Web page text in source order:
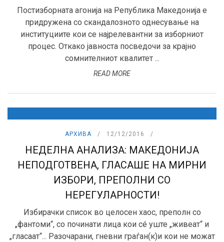
Постизборната агонија на Република Македонија е
придружена со скандалозното однесување на
институциите кои се најрелевантни за изборниот
процес. Откако јавноста посведочи за крајно
сомнителниот квалитет ...
READ MORE
АРХИВА 12/12/2016
НЕДЕЛНА АНАЛИЗА: МАКЕДОНИЈА
НЕПОДГОТВЕНА, ГЛАСАШЕ НА МИРНИ
ИЗБОРИ, ПРЕПОЛНИ СО
НЕРЕГУЛАРНОСТИ!
Избирачки список во целосен хаос, преполн со
„фантоми“, со починати лица кои сé уште „живеат“ и
„гласаат“... Разочарани, гневни граѓан(к)и кои не можат